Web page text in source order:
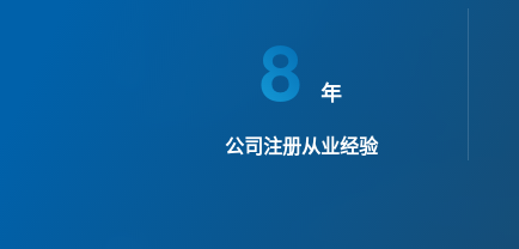
8 年
公司注册从业经验